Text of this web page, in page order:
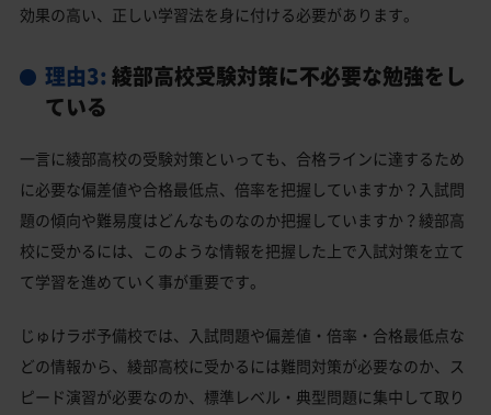
効果の高い、正しい学習法を身に付ける必要があります。
理由3: 綾部高校受験対策に不必要な勉強をし
ている
一言に綾部高校の受験対策といっても、合格ラインに達するため
に必要な偏差値や合格最低点、倍率を把握していますか？入試問
題の傾向や難易度はどんなものなのか把握していますか？綾部高
校に受かるには、このような情報を把握した上で入試対策を立て
て学習を進めていく事が重要です。
じゅけラボ予備校では、入試問題や偏差値・倍率・合格最低点な
どの情報から、綾部高校に受かるには難問対策が必要なのか、ス
ピード演習が必要なのか、標準レベル・典型問題に集中して取り